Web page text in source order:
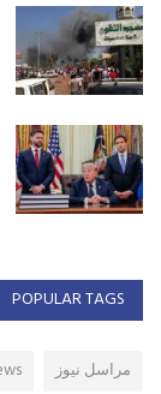
POPULAR TAGS
مراسل نيوز